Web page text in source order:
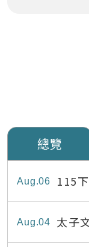
總覽
06
Aug
115
缺員
04
Aug
太子
宿達